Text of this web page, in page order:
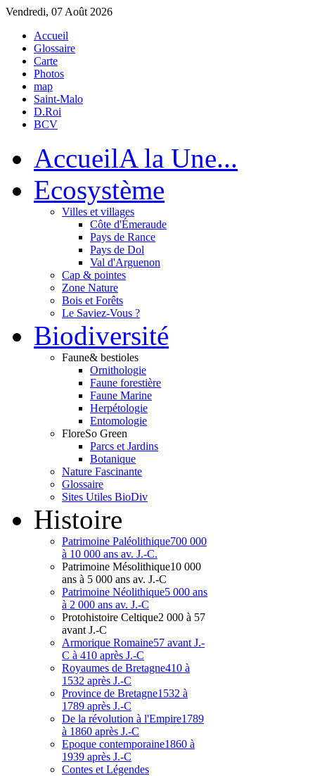
Vendredi, 07 Août 2026
Accueil
Glossaire
Carte
Photos
map
Saint-Malo
D.Roi
BCV
AccueilA la Une...
Ecosystème
Villes et villages
Côte d'Émeraude
Pays de Rance
Pays de Dol
Val d'Arguenon
Cap & pointes
Zone Nature
Bois et Forêts
Le Saviez-Vous ?
Biodiversité
Faune& bestioles
Ornithologie
Faune forestière
Faune Marine
Herpétologie
Entomologie
FloreSo Green
Parcs et Jardins
Botanique
Nature Fascinante
Glossaire
Sites Utiles BioDiv
Histoire
Patrimoine Paléolithique700 000
à 10 000 ans av. J.-C.
Patrimoine Mésolithique10 000
ans à 5 000 ans av. J.-C
Patrimoine Néolithique5 000 ans
à 2 000 ans av. J.-C
Protohistoire Celtique2 000 à 57
avant J.-C
Armorique Romaine57 avant J.-
C à 410 après J.-C
Royaumes de Bretagne410 à
1532 après J.-C
Province de Bretagne1532 à
1789 après J.-C
De la révolution à l'Empire1789
à 1860 après J.-C
Epoque contemporaine1860 à
1939 après J.-C
Contes et Légendes